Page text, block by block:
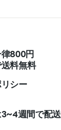
800円
料無料
シー
週間で配送